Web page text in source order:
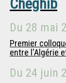
Cheghib
Du 28 mai
Premier
entre l'Algérie
Du 24 juin